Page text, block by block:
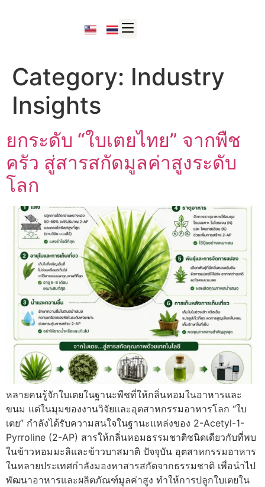
Category: Industry
Insights
ยกระดับ “ใบเตยไทย” จากพืช
ครัว สู่สารสกัดมูลค่าสูงระดับ
โลก
หลายคนรู้จักใบเตยในฐานะพืชที่ให้กลิ่นหอมในอาหารและ
ขนม แต่ในมุมของงานวิจัยและอุตสาหกรรมอาหารโลก “ใบ
เตย” กำลังได้รับความสนใจในฐานะแหล่งของ 2-Acetyl-1-
Pyrroline (2-AP) สารให้กลิ่นหอมธรรมชาติชนิดเดียวกับที่พบ
ในข้าวหอมมะลิและข้าวบาสมาติ ปัจจุบัน อุตสาหกรรมอาหาร
ในหลายประเทศกำลังมองหาสารสกัดจากธรรมชาติ เพื่อนำไป
พัฒนาอาหารและผลิตภัณฑ์มูลค่าสูง ทำให้การปลูกใบเตยใน